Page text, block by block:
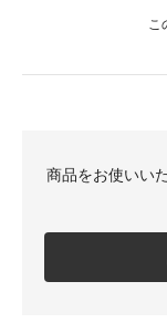
こ
商品をお使いい